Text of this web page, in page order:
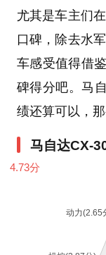
尤其是车主们
口碑，除去水
车感受值得借
碑得分吧。马
绩还算可以，
马自达CX-
4.73分